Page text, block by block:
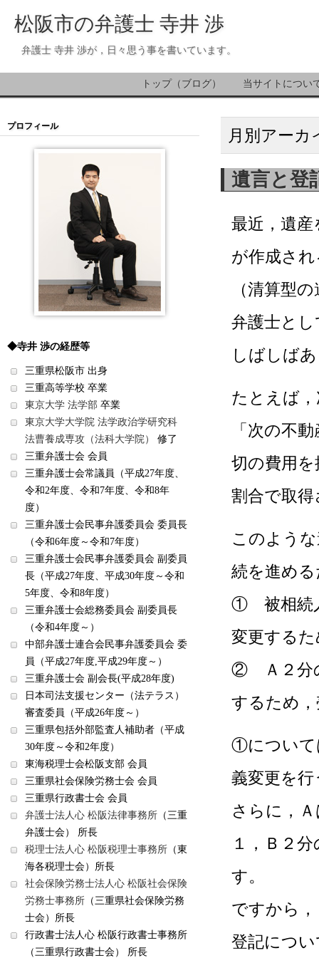
松阪市の弁護士 寺井 渉
弁護士 寺井 渉が，日々思う事を書いています。
トップ（ブログ） 当サイトについ
月別アー
遺言と登
最近，遺
が作成さ
（清算型
弁護士と
しばしば
たとえば
「次の不
切の費用
割合で取
このよう
続を進め
① 被相続
変更する
② Ａ２分
するため
①について
義変更を
さらに，
１，Ｂ２
す。
ですから
登記につ
プロフィール
◆寺井 渉の経歴等
三重県松阪市 出身
三重高等学校 卒業
東京大学 法学部 卒業
東京大学大学院 法学政治学研究科
法曹養成専攻（法科大学院）
修了
三重弁護士会 会員
三重弁護士会常議員（平成27年度、
令和2年度、令和7年度、令和8年
度）
三重弁護士会民事弁護委員会 委員長
（令和6年度～令和7年度）
三重弁護士会民事弁護委員会 副委員
長（平成27年度、平成30年度～令和
5年度、令和8年度）
三重弁護士会総務委員会 副委員長
（令和4年度～）
中部弁護士連合会民事弁護委員会 委
員（平成27年度,平成29年度～）
三重弁護士会 副会長(平成28年度)
日本司法支援センター（法テラス）
審査委員（平成26年度～）
三重県包括外部監査人補助者（平成
30年度～令和2年度）
東海税理士会松阪支部 会員
三重県社会保険労務士会 会員
三重県行政書士会 会員
弁護士法人心 松阪法律事務所 （三重
弁護士会） 所長
税理士法人心 松阪税理士事務所 （東
海各税理士会）所長
社会保険労務士法人心 松阪社会保険
労務士事務所 （三重県社会保険労務
士会）所長
行政書士法人心 松阪行政書士事務所
（三重県行政書士会） 所長